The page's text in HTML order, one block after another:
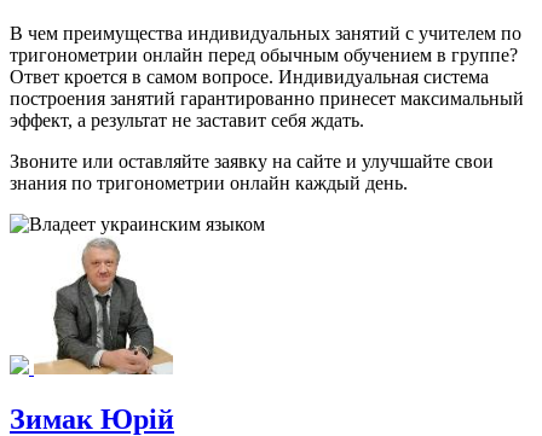
В чем преимущества индивидуальных занятий с учителем по
тригонометрии онлайн перед обычным обучением в группе?
Ответ кроется в самом вопросе. Индивидуальная система
построения занятий гарантированно принесет максимальный
эффект, а результат не заставит себя ждать.
Звоните или оставляйте заявку на сайте и улучшайте свои
знания по тригонометрии онлайн каждый день.
Зимак Юрій